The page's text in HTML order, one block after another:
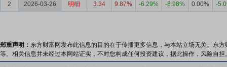
2
2026-03-26 明细 3.34 9.87% -6.29% -8.98% 0.00% -
郑重声明： 东方财富网发布此信息的目的在于传播更多信息，与本站立场无关。东
等。相关信息并未经过本网站证实，不对您构成任何投资建议，据此操作，风险自担